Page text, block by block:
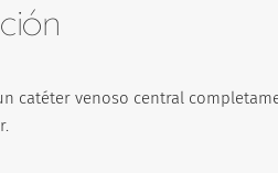
catéter venoso central